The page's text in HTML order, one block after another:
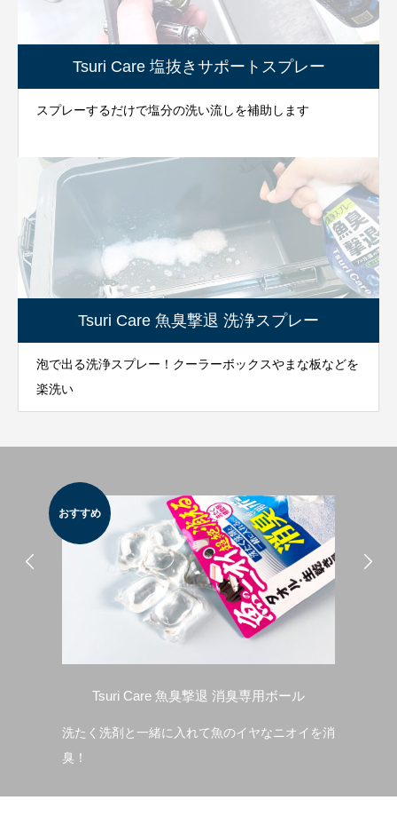
Tsuri Care 塩抜きサポートスプレー
スプレーするだけで塩分の洗い流しを補助します
Tsuri Care 魚臭撃退 洗浄スプレー
泡で出る洗浄スプレー！クーラーボックスやまな板などを
楽洗い
おすすめ
Tsuri Care 魚臭撃退 消臭専用ボール
洗たく洗剤と一緒に入れて魚のイヤなニオイを消
臭！